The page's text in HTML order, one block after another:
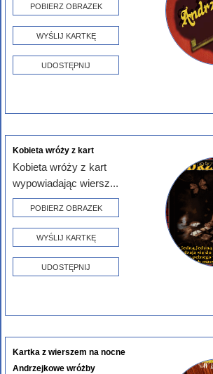
POBIERZ OBRAZEK
WYŚLIJ KARTKĘ
UDOSTĘPNIJ
Kobieta wróży z kart
Kobieta wróży z kart
wypowiadając wiersz...
POBIERZ OBRAZEK
WYŚLIJ KARTKĘ
UDOSTĘPNIJ
Kartka z wierszem na nocne
Andrzejkowe wróżby